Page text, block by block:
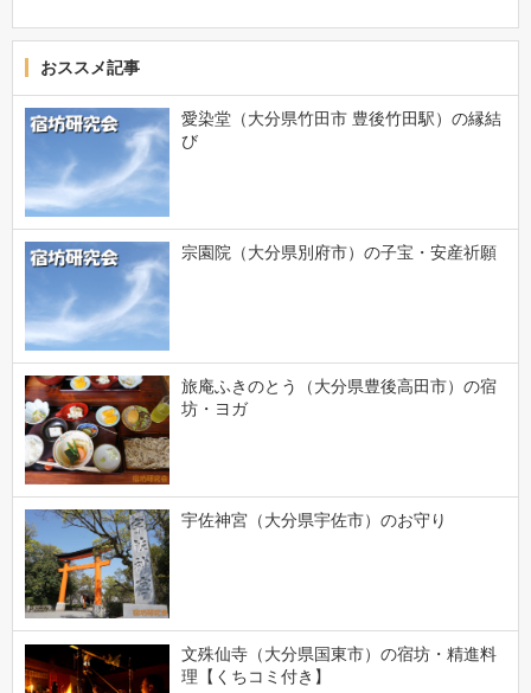
おススメ記事
愛染堂（大分県竹田市 豊後竹田駅）の縁結
び
宗園院（大分県別府市）の子宝・安産祈願
旅庵ふきのとう（大分県豊後高田市）の宿
坊・ヨガ
宇佐神宮（大分県宇佐市）のお守り
文殊仙寺（大分県国東市）の宿坊・精進料
理【くちコミ付き】